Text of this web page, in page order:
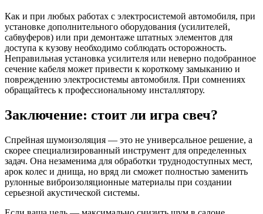
Как и при любых работах с электросистемой автомобиля, при
установке дополнительного оборудования (усилителей,
сабвуферов) или при демонтаже штатных элементов для
доступа к кузову необходимо соблюдать осторожность.
Неправильная установка усилителя или неверно подобранное
сечение кабеля может привести к короткому замыканию и
повреждению электросистемы автомобиля. При сомнениях
обращайтесь к профессиональному инсталлятору.
Заключение: стоит ли игра свеч?
Спрейная шумоизоляция — это не универсальное решение, а
скорее специализированный инструмент для определенных
задач. Она незаменима для обработки труднодоступных мест,
арок колес и днища, но вряд ли сможет полностью заменить
рулонные виброизоляционные материалы при создании
серьезной акустической системы.